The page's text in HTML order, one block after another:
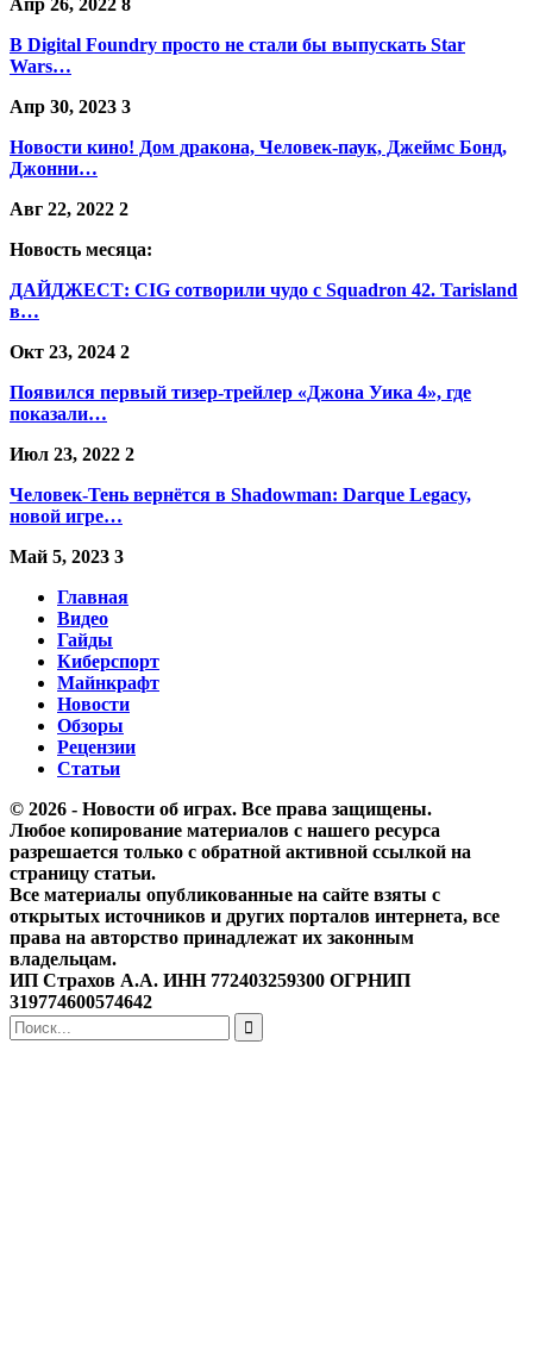
Апр 26, 2022 8
В Digital Foundry просто не стали бы выпускать Star
Wars…
Апр 30, 2023 3
Новости кино! Дом дракона, Человек-паук, Джеймс Бонд,
Джонни…
Авг 22, 2022 2
Новость месяца:
ДАЙДЖЕСТ: CIG сотворили чудо с Squadron 42. Tarisland
в…
Окт 23, 2024 2
Появился первый тизер-трейлер «Джона Уика 4», где
показали…
Июл 23, 2022 2
Человек-Тень вернётся в Shadowman: Darque Legacy,
новой игре…
Май 5, 2023 3
Главная
Видео
Гайды
Киберспорт
Майнкрафт
Новости
Обзоры
Рецензии
Статьи
© 2026 - Новости об играх. Все права защищены.
Любое копирование материалов с нашего ресурса
разрешается только с обратной активной ссылкой на
страницу статьи.
Все материалы опубликованные на сайте взяты с
открытых источников и других порталов интернета, все
права на авторство принадлежат их законным
владельцам.
ИП Страхов А.А. ИНН 772403259300 ОГРНИП
319774600574642